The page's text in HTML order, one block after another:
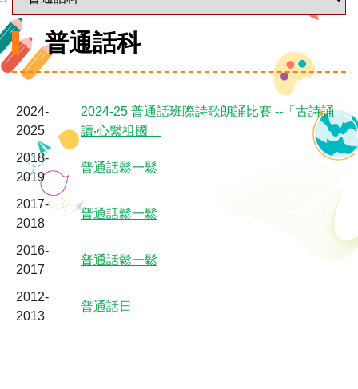
普通話科
2024-
2025
2024-25 普通話班際詩歌朗誦比賽 --「古詩誦
讀‧心繫祖國」
2018-
2019
普通話鬆一鬆
2017-
2018
普通話鬆一鬆
2016-
2017
普通話鬆一鬆
2012-
2013
普通話日